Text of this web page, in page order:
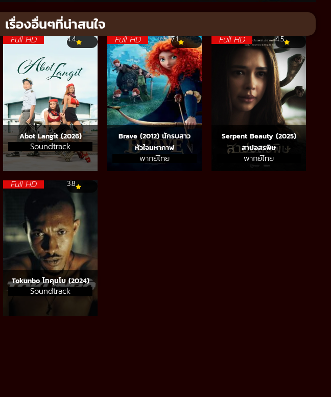
เรื่องอื่นๆที่น่าสนใจ
Full HD 4.4
Abot Langit (2026)
Soundtrack
Full HD 7.1
Brave (2012) นักรบสาว
หัวใจมหากาฬ
พากย์ไทย
Full HD 4.5
Serpent Beauty (2025)
สาปอสรพิษ
พากย์ไทย
Full HD 3.8
Tokunbo โทคุนโบ (2024)
Soundtrack